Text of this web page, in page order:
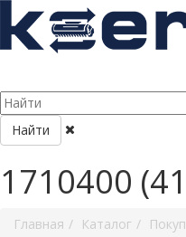
Найти
1710400
Главная Каталог